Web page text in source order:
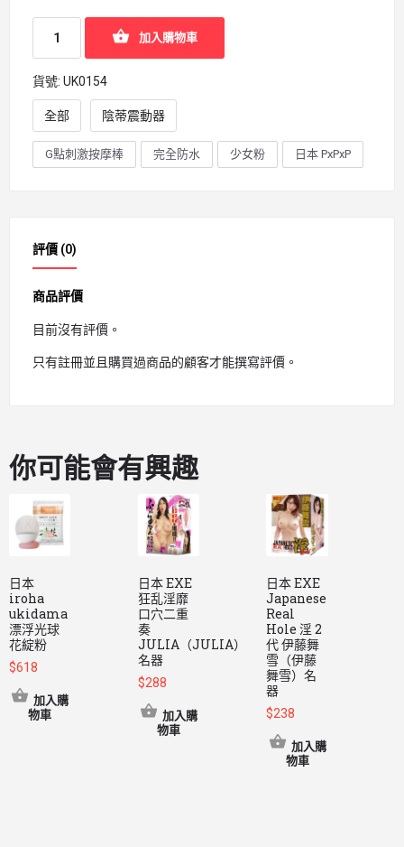
加入購物車
貨號: UK0154
全部 陰蒂震動器
G點刺激按摩棒 完全防水 少女粉 日本 PxPxP
評價 (0)
商品評價
目前沒有評價。
只有註冊並且購買過商品的顧客才能撰寫評價。
你可能會有興趣
日本
iroha
ukidama
漂浮光球
花綻粉
$618
加入購
物車
日本 EXE
狂乱淫靡
口穴二重
奏
JULIA（JULIA）
名器
$288
加入購
物車
日本 EXE
Japanese
Real
Hole 淫 2
代 伊藤舞
雪（伊藤
舞雪）名
器
$238
加入購
物車